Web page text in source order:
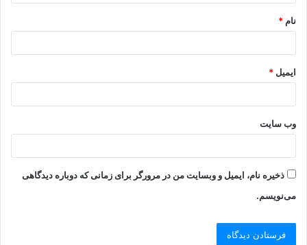
نام *
ایمیل *
وب‌ سایت
ذخیره نام، ایمیل و وبسایت من در مرورگر برای زمانی که دوباره دیدگاهی
می‌نویسم.